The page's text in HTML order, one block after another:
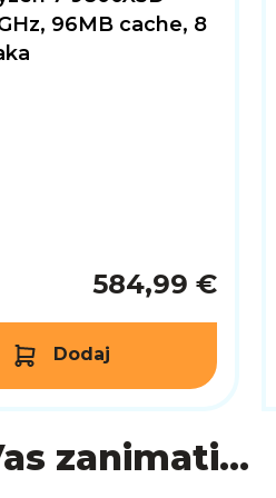
RX 9070 XT OC Edition
dizajnom i značajkama.
96MB cache, 8
584,99 €
Dodaj
zanimati...